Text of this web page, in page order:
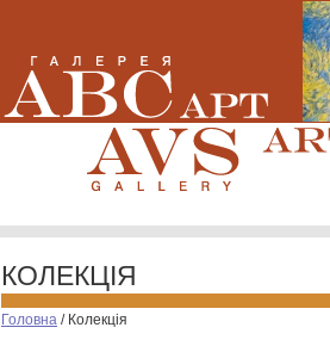
КОЛЕКЦІЯ
Головна / Колекція